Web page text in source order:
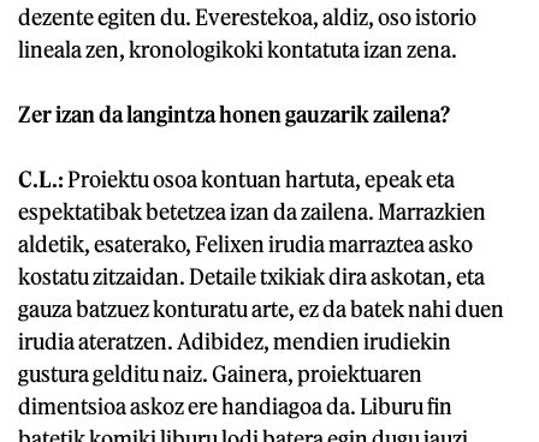
dezente egiten du. Everestekoa, aldiz, oso istorio
lineala zen, kronologikoki kontatuta izan zena.
Zer izan da langintza honen gauzarik zailena?
C.L.:Proiektu osoa kontuan hartuta, epeak eta
espektatibak betetzea izan da zailena. Marrazkien
aldetik, esaterako, Felixen irudia marraztea asko
kostatu zitzaidan. Detaile txikiak dira askotan, eta
gauza batzuez konturatu arte, ez da batek nahi duen
irudia ateratzen. Adibidez, mendien irudiekin
gustura gelditu naiz. Gainera, proiektuaren
dimentsioa askoz ere handiagoa da. Liburu fin